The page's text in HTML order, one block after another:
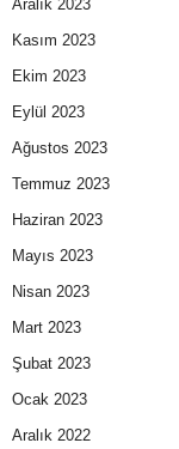
Aralık 2023
Kasım 2023
Ekim 2023
Eylül 2023
Ağustos 2023
Temmuz 2023
Haziran 2023
Mayıs 2023
Nisan 2023
Mart 2023
Şubat 2023
Ocak 2023
Aralık 2022